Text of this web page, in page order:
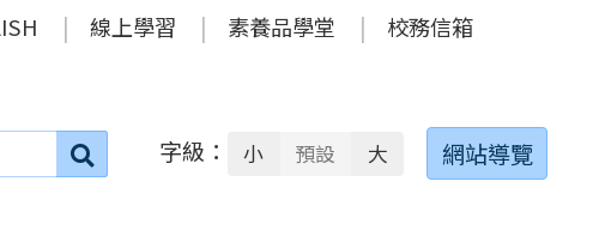
線上學習 素養品學堂 校務信箱
搜
字級： 小 預設 大 網站導覽